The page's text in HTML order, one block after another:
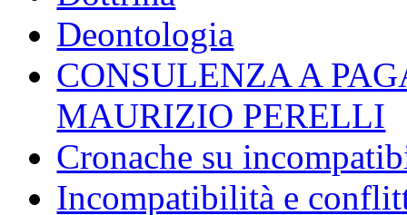
Deontologia
CONSULENZA A
MAURIZIO PERELLI
Cronache su
Incompatibilità e